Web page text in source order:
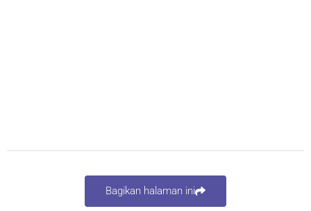
Bagikan halaman ini